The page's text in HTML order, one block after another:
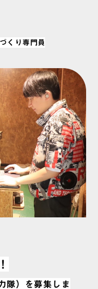
くり専門員
隊）を募集しま